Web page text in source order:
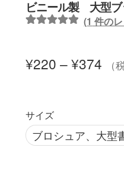
パンフレット・カード入
会員ページ
ビニール製 大型ブ
く5段階評価
(1 件の
¥220 –¥374 （
サイズ
ブロシュア、大型